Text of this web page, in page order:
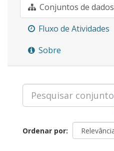
Conjuntos de dados
Fluxo de Atividades
Sobre
Ordenar por